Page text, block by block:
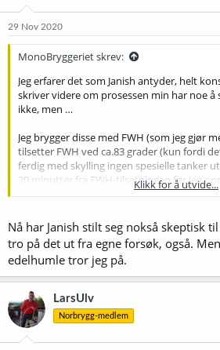
e
29 Nov 2020
MonoBryggeriet skrev:
Jeg erfarer det som Janish antyder, helt
skriver videre om prosessen min har noe å
ikke, men …
Jeg brygger disse med FWH (som jeg gjør
tilsetter FWH ved ca.83 grader (kun fordi
ferdig med skylling ingen spesielle tanker
20 minutter fra FWH-tilsetningen før jeg
brygget med så mye forskjellig
mindre med Perle og Saaz (men absolutt
er det humlesmak "i bøtter og spann" hos
toner. Etterhvert begynner imidlertid også
kan si noe om nøyaktig når dette skjer.
er min opplevelse at også mye av denne
(redusert) eller hvorfor den nå avtar.
Som sagt innledningsvis aner jeg ikke om
Klikk for å utvide...
Nå har Janish stilt seg nokså skeptisk
tro på det ut fra egne forsøk, også.
edelhumle tror jeg på.
LarsUlv
Norbrygg-medlem